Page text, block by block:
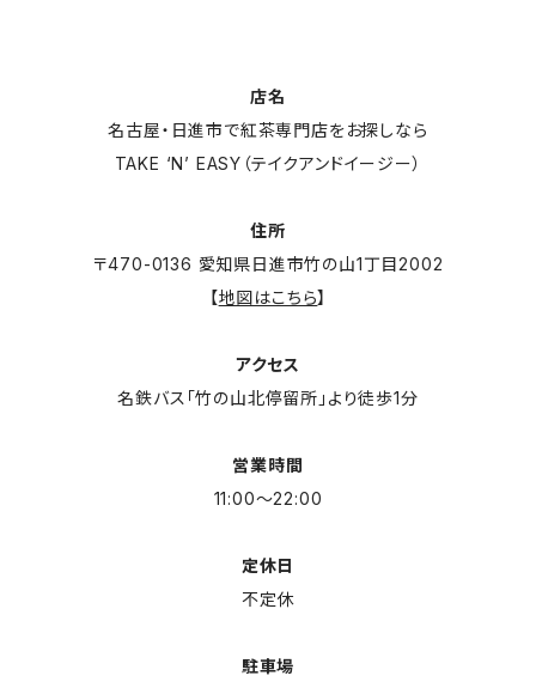
店名
名古屋・日進市で紅茶専門店をお探しなら
TAKE ‘N’ EASY（テイクアンドイージー）
住所
〒470-0136 愛知県日進市竹の山1丁目2002
【地図はこちら】
アクセス
名鉄バス「竹の山北停留所」より徒歩1分
営業時間
11:00～22:00
定休日
不定休
駐車場